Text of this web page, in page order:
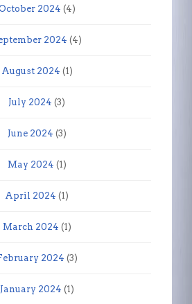
2024 (4)
2024 (4)
August 2024 (1)
July 2024 (3)
June 2024 (3)
May 2024 (1)
April 2024 (1)
March 2024 (1)
2024 (3)
January 2024 (1)